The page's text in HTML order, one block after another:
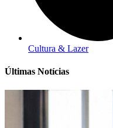
Cultura & Lazer
Últimas Notícias